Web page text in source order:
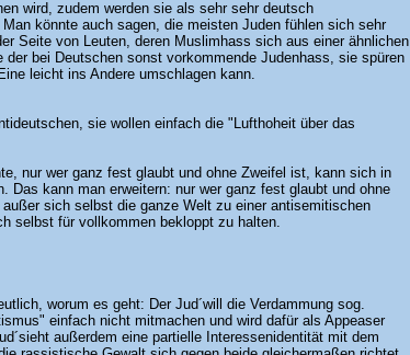
wird, zudem werden sie als sehr sehr deutsch
Man könnte auch sagen, die meisten Juden fühlen sich sehr
Seite von Leuten, deren Muslimhass sich aus einer ähnlichen
der bei Deutschen sonst vorkommende Judenhass, sie spüren
leicht ins Andere umschlagen kann.
sie wollen einfach die "Lufthoheit über das
nur wer ganz fest glaubt und ohne Zweifel ist, kann sich in
Das kann man erweitern: nur wer ganz fest glaubt und ohne
sich selbst die ganze Welt zu einer antisemitischen
selbst für vollkommen bekloppt zu halten.
worum es geht: Der Jud´will die Verdammung sog.
einfach nicht mitmachen und wird dafür als Appeaser
außerdem eine partielle Interessenidentität mit dem